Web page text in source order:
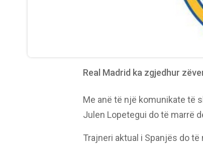
Real Madrid ka zgjedhur
Me anë të një komunikate të
Julen Lopetegui do të marrë
Trajneri aktual i Spanjës do